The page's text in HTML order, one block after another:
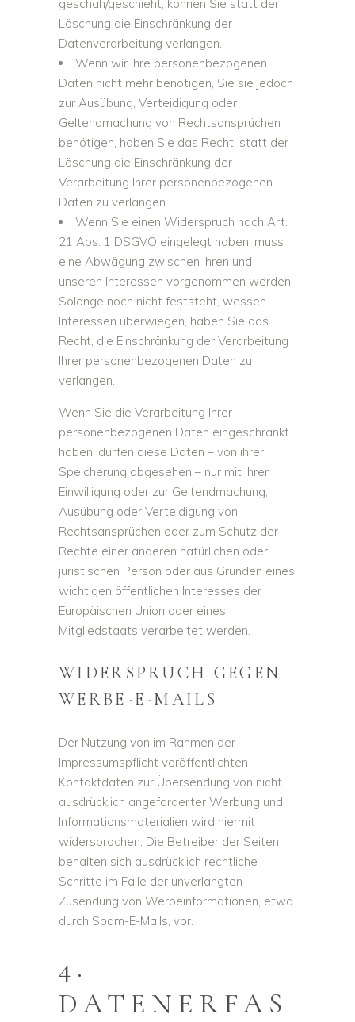
geschah/geschieht, können Sie statt der
Löschung die Einschränkung der
Datenverarbeitung verlangen.
Wenn wir Ihre personenbezogenen
Daten nicht mehr benötigen, Sie sie jedoch
zur Ausübung, Verteidigung oder
Geltendmachung von Rechtsansprüchen
benötigen, haben Sie das Recht, statt der
Löschung die Einschränkung der
Verarbeitung Ihrer personenbezogenen
Daten zu verlangen.
Wenn Sie einen Widerspruch nach Art.
21 Abs. 1 DSGVO eingelegt haben, muss
eine Abwägung zwischen Ihren und
unseren Interessen vorgenommen werden.
Solange noch nicht feststeht, wessen
Interessen überwiegen, haben Sie das
Recht, die Einschränkung der Verarbeitung
Ihrer personenbezogenen Daten zu
verlangen.
Wenn Sie die Verarbeitung Ihrer
personenbezogenen Daten eingeschränkt
haben, dürfen diese Daten – von ihrer
Speicherung abgesehen – nur mit Ihrer
Einwilligung oder zur Geltendmachung,
Ausübung oder Verteidigung von
Rechtsansprüchen oder zum Schutz der
Rechte einer anderen natürlichen oder
juristischen Person oder aus Gründen eines
wichtigen öffentlichen Interesses der
Europäischen Union oder eines
Mitgliedstaats verarbeitet werden.
WIDERSPRUCH GEGEN
WERBE-E-MAILS
Der Nutzung von im Rahmen der
Impressumspflicht veröffentlichten
Kontaktdaten zur Übersendung von nicht
ausdrücklich angeforderter Werbung und
Informationsmaterialien wird hiermit
widersprochen. Die Betreiber der Seiten
behalten sich ausdrücklich rechtliche
Schritte im Falle der unverlangten
Zusendung von Werbeinformationen, etwa
durch Spam-E-Mails, vor.
4.
DATENERFAS